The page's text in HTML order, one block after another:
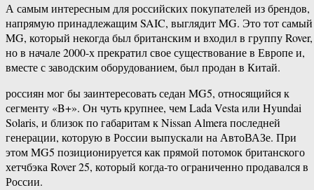
А самым интересным для российских покупателей из брендов,
напрямую принадлежащим SAIC, выглядит MG. Это тот самый
MG, который некогда был британским и входил в группу Rover,
но в начале 2000-х прекратил свое существование в Европе и,
вместе с заводским оборудованием, был продан в Китай.
россиян мог бы заинтересовать седан MG5, относящийся к
сегменту «B+». Он чуть крупнее, чем Lada Vesta или Hyundai
Solaris, и близок по габаритам к Nissan Almera последней
генерации, которую в России выпускали на АвтоВАЗе. При
этом MG5 позиционируется как прямой потомок британского
хетчбэка Rover 25, который когда-то ограниченно продавался в
России.